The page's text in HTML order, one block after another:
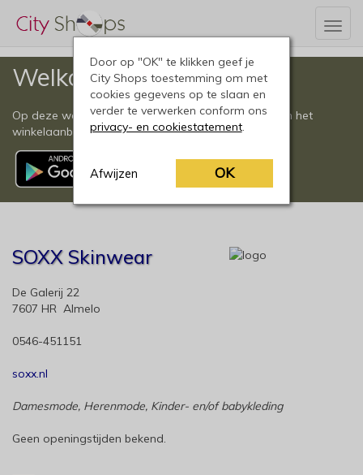
Welkom
Op deze website vindt u een compleet overzicht van het
winkelaanbod in Almelo en omgeving.
SOXX Skinwear
De Galerij 22
7607 HR Almelo
0546-451151
soxx.nl
Damesmode, Herenmode, Kinder- en/of babykleding
Geen openingstijden bekend.
Door op "OK" te klikken geef je
City Shops toestemming om met
cookies gegevens op te slaan en
verder te verwerken conform ons
privacy- en cookiestatement.
Afwijzen OK